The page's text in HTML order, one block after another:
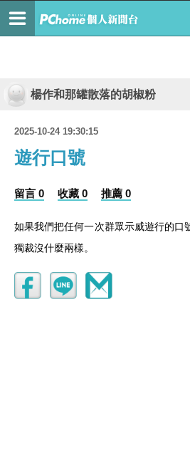
楊作和那罐散落的胡椒粉
2025-10-24 19:30:15
遊行口號
留言 0 收藏 0 推薦 0
如果我們把任何一次群眾示威遊行的口
獨裁沒什麼兩樣。